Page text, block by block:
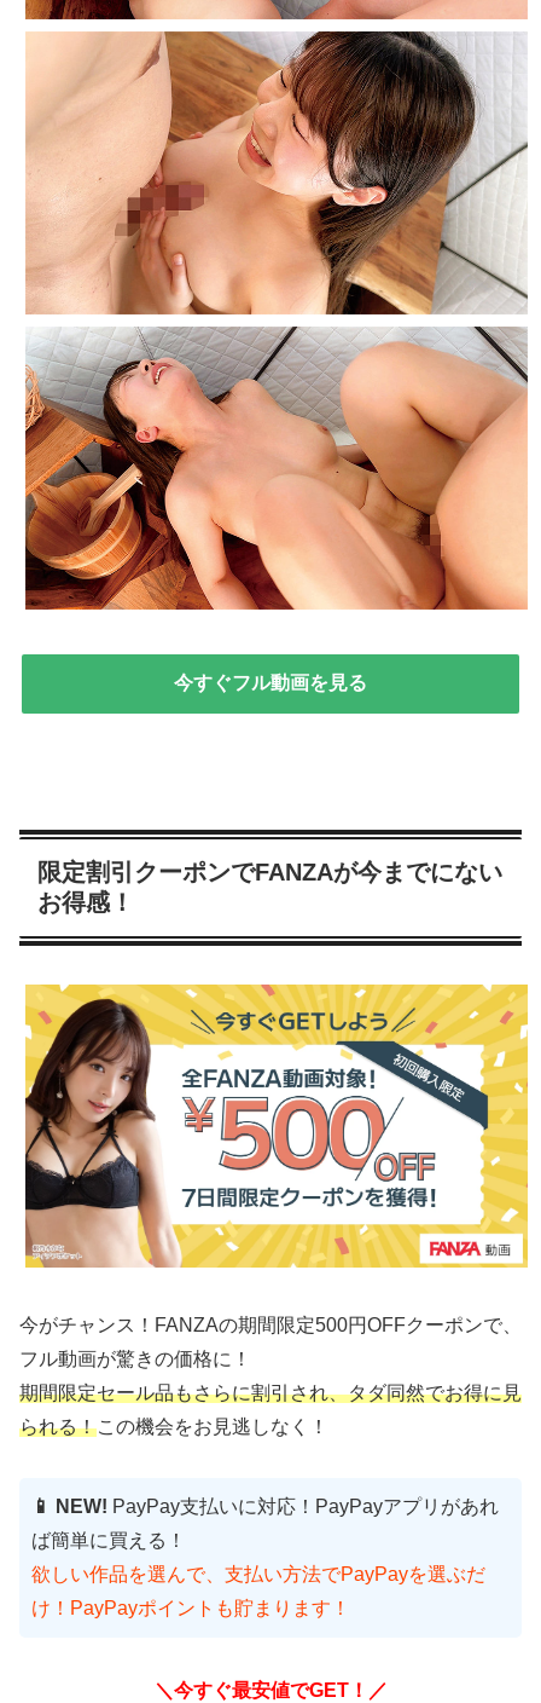
今すぐフル動画を見る
限定割引クーポンでFANZAが今までにない
お得感！
今がチャンス！FANZAの期間限定500円OFFクーポンで、
フル動画が驚きの価格に！
期間限定セール品もさらに割引され、タダ同然でお得に見
られる！この機会をお見逃しなく！
📱 NEW! PayPay支払いに対応！PayPayアプリがあれ
ば簡単に買える！
欲しい作品を選んで、支払い方法でPayPayを選ぶだ
け！PayPayポイントも貯まります！
＼今すぐ最安値でGET！／